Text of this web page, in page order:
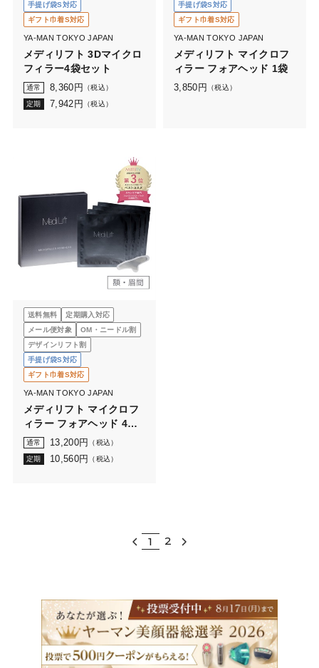
手提げ袋S対応
ギフト巾着S対応
YA-MAN TOKYO JAPAN
メディリフト 3Dマイクロ
フィラー4袋セット
通常 8,360 円 （税込）
定期 7,942 円 （税込）
手提げ袋S対応
ギフト巾着S対応
YA-MAN TOKYO JAPAN
メディリフト マイクロフ
ィラー フォアヘッド 1袋
3,850 円 （税込）
送料無料
定期購入対応
メール便対象
OM・ニードル割
デザインリフト割
手提げ袋S対応
ギフト巾着S対応
YA-MAN TOKYO JAPAN
メディリフト マイクロフ
ィラー フォアヘッド 4袋
セット
通常 13,200円 （税込）
定期 10,560円 （税込）
1 2